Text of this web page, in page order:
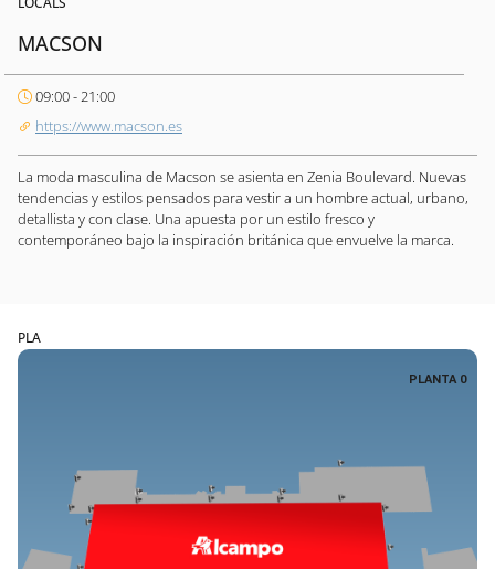
MACSON
09:00 - 21:00
https://www.macson.es
La moda masculina de Macson se asienta en Zenia Boulevard. Nuevas
tendencias y estilos pensados para vestir a un hombre actual, urbano,
detallista y con clase. Una apuesta por un estilo fresco y
contemporáneo bajo la inspiración británica que envuelve la marca.
PLA